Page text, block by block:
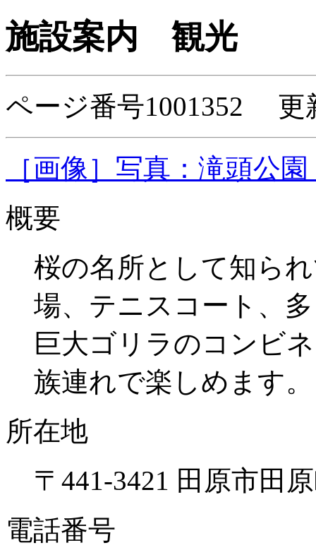
施設案内 観光
ページ番号1001352 更
［画像］写真：滝頭公
概要
桜の名所として知ら
場、テニスコート、
巨大ゴリラのコンビ
族連れで楽しめます。
所在地
〒441-3421 田原市田
電話番号